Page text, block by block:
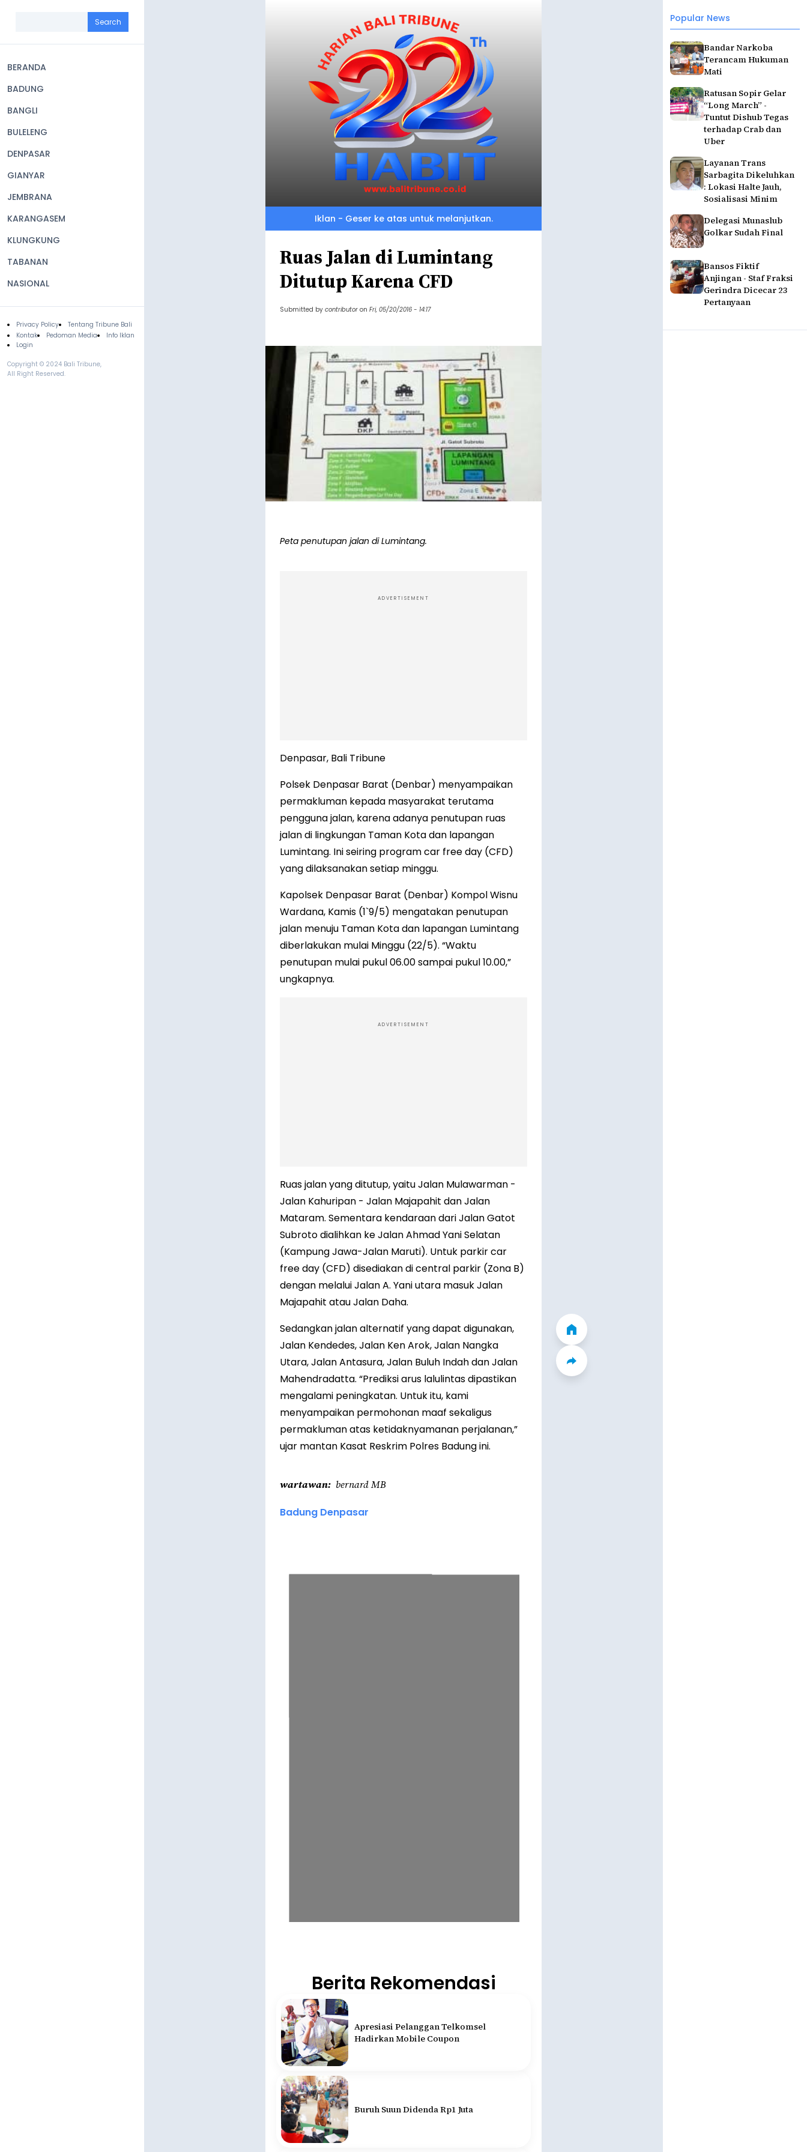
navigation
BERANDA
BADUNG
BANGLI
BULELENG
DENPASAR
GIANYAR
JEMBRANA
KARANGASEM
KLUNGKUNG
TABANAN
NASIONAL
Footer
Privacy Policy
Tentang Tribune Bali
Kontak
Pedoman Media
Info Iklan
Login
Copyright © 2024 Bali Tribune,
All Right Reserved.
Popular News
Bandar Narkoba
Terancam Hukuman
Mati
Ratusan Sopir Gelar
“Long March” -
Tuntut Dishub Tegas
terhadap Crab dan
Uber
Layanan Trans
Sarbagita Dikeluhkan
: Lokasi Halte Jauh,
Sosialisasi Minim
Delegasi Munaslub
Golkar Sudah Final
Bansos Fiktif
Anjingan - Staf Fraksi
Gerindra Dicecar 23
Pertanyaan
Iklan - Geser ke atas untuk melanjutkan.
Ruas Jalan di Lumintang
Ditutup Karena CFD
Submitted by contributor on Fri, 05/20/2016 - 14:17
Peta penutupan jalan di Lumintang.
ADVERTISEMENT
Denpasar, Bali Tribune
Polsek Denpasar Barat (Denbar) menyampaikan
permakluman kepada masyarakat terutama
pengguna jalan, karena adanya penutupan ruas
jalan di lingkungan Taman Kota dan lapangan
Lumintang. Ini seiring program car free day (CFD)
yang dilaksanakan setiap minggu.
Kapolsek Denpasar Barat (Denbar) Kompol Wisnu
Wardana, Kamis (1`9/5) mengatakan penutupan
jalan menuju Taman Kota dan lapangan Lumintang
diberlakukan mulai Minggu (22/5). “Waktu
penutupan mulai pukul 06.00 sampai pukul 10.00,”
ungkapnya.
ADVERTISEMENT
Ruas jalan yang ditutup, yaitu Jalan Mulawarman -
Jalan Kahuripan - Jalan Majapahit dan Jalan
Mataram. Sementara kendaraan dari Jalan Gatot
Subroto dialihkan ke Jalan Ahmad Yani Selatan
(Kampung Jawa-Jalan Maruti). Untuk parkir car
free day (CFD) disediakan di central parkir (Zona B)
dengan melalui Jalan A. Yani utara masuk Jalan
Majapahit atau Jalan Daha.
Sedangkan jalan alternatif yang dapat digunakan,
Jalan Kendedes, Jalan Ken Arok, Jalan Nangka
Utara, Jalan Antasura, Jalan Buluh Indah dan Jalan
Mahendradatta. “Prediksi arus lalulintas dipastikan
mengalami peningkatan. Untuk itu, kami
menyampaikan permohonan maaf sekaligus
permakluman atas ketidaknyamanan perjalanan,”
ujar mantan Kasat Reskrim Polres Badung ini.
wartawan bernard MB
Badung Denpasar
Berita Rekomendasi
Apresiasi Pelanggan Telkomsel
Hadirkan Mobile Coupon
Buruh Suun Didenda Rp1 Juta